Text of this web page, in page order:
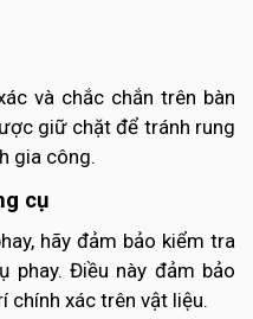
và chắc chắn trên bàn
giữ chặt để tránh rung
gia công.
cụ
hãy đảm bảo kiểm tra
phay. Điều này đảm bảo
chính xác trên vật liệu.